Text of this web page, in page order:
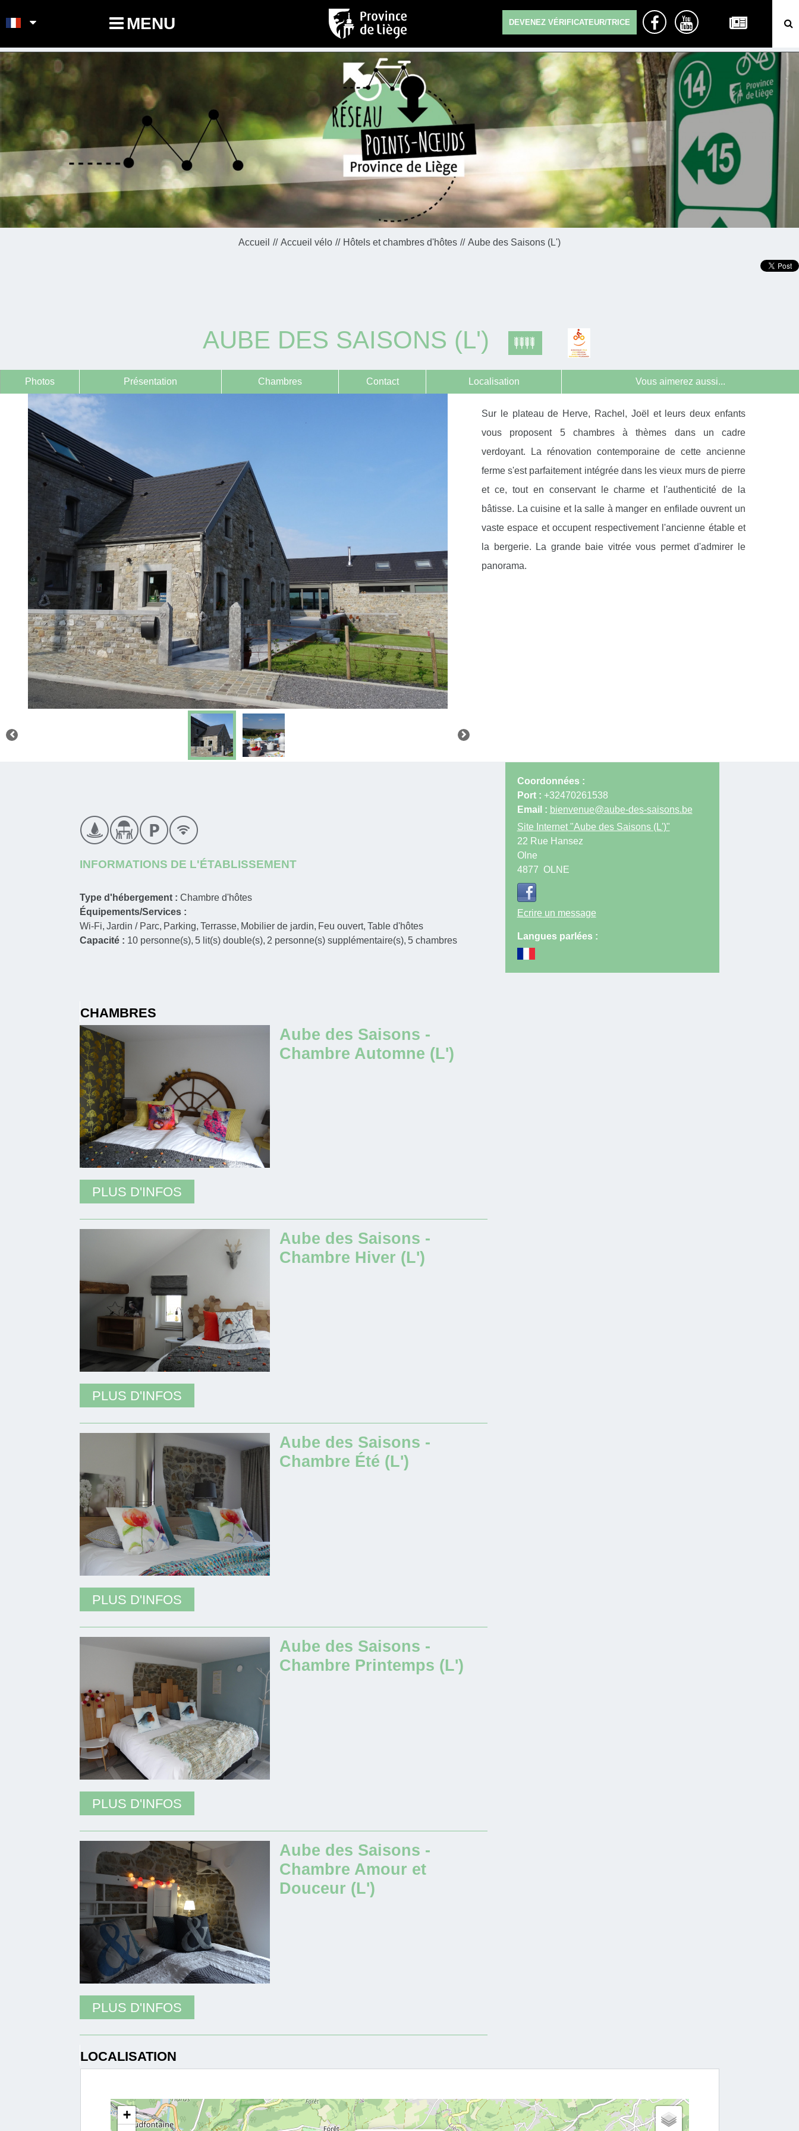
MENU DEVENEZ VÉRIFICATEUR/TRICE
Accueil Accueil vélo Hôtels et chambres d'hôtes Aube des Saisons (L')
AUBE DES SAISONS (L')
Photos Présentation Chambres Contact Localisation Vous aimerez aussi...
Sur le plateau de Herve, Rachel, Joël et leurs deux enfants
vous proposent 5 chambres à thèmes dans un cadre
verdoyant. La rénovation contemporaine de cette ancienne
ferme s'est parfaitement intégrée dans les vieux murs de pierre
et ce, tout en conservant le charme et l'authenticité de la
bâtisse. La cuisine et la salle à manger en enfilade ouvrent un
vaste espace et occupent respectivement l'ancienne étable et
la bergerie. La grande baie vitrée vous permet d'admirer le
panorama.
INFORMATIONS DE L'ÉTABLISSEMENT
Type d'hébergement :Chambre d'hôtes
Équipements/Services :
Wi-Fi Jardin / Parc Parking Terrasse Mobilier de jardin Feu ouvert Table d'hôtes
Capacité : 10 personne(s) 5 lit(s) double(s) 2 personne(s) supplémentaire(s) 5 chambres
CHAMBRES
Aube des Saisons -
Chambre Automne (L')
PLUS D'INFOS
Aube des Saisons -
Chambre Hiver (L')
PLUS D'INFOS
Aube des Saisons -
Chambre Été (L')
PLUS D'INFOS
Aube des Saisons -
Chambre Printemps (L')
PLUS D'INFOS
Aube des Saisons -
Chambre Amour et
Douceur (L')
PLUS D'INFOS
Coordonnées :
Port : +32470261538
Email : bienvenue@aube-des-saisons.be
Site Internet"Aube des Saisons (L')"
22 Rue Hansez
Olne
4877 OLNE
Ecrire un message
Langues parlées :
LOCALISATION
+